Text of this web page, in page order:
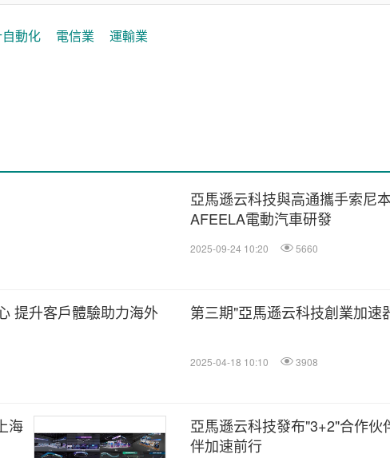
動化 電信業 運輸業
亞馬遜云科技與高通攜手索尼
AFEELA電動汽車研發
2025-09-24 10:20 5660
提升客戶體驗助力海外
第三期"亞馬遜云科技創業加速
2025-04-18 10:10 3908
海
亞馬遜云科技發布"3+2"合作伙
伴加速前行